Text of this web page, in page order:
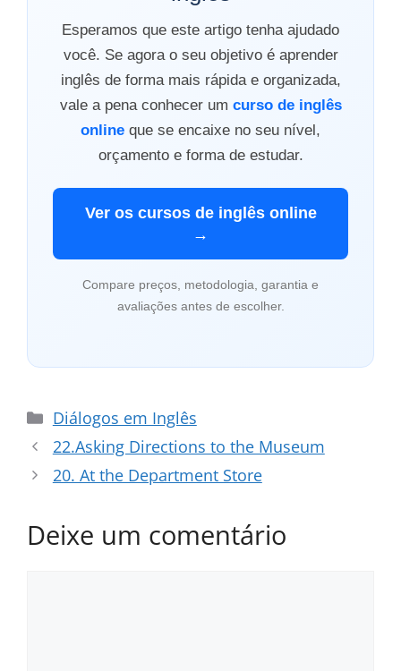
Esperamos que este artigo tenha ajudado
você. Se agora o seu objetivo é aprender
inglês de forma mais rápida e organizada,
vale a pena conhecer um curso de inglês
online que se encaixe no seu nível,
orçamento e forma de estudar.
Ver os cursos de inglês online
→
Compare preços, metodologia, garantia e
avaliações antes de escolher.
Categorias
Diálogos em Inglês
22.Asking Directions to the Museum
20. At the Department Store
Deixe um comentário